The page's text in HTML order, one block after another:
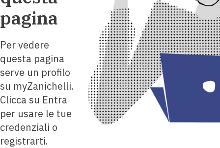
pagina
Per vedere
questa pagina
serve un profilo
su myZanichelli.
Clicca su Entra
per usare le tue
credenziali o
registrarti.